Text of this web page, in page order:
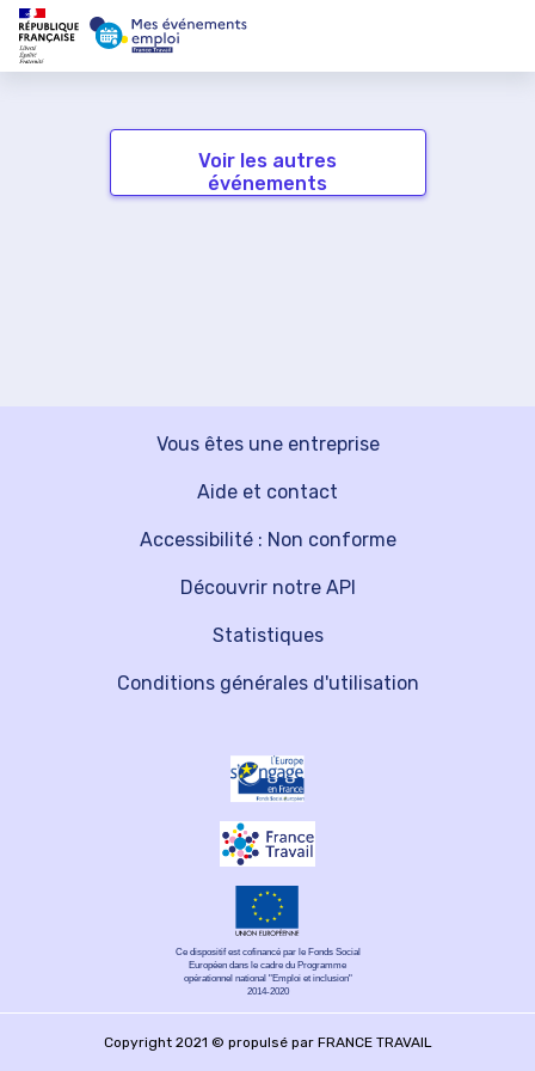
Voir les autres
événements
Vous êtes une entreprise
Découvrir notre API
Aide et contact
Statistiques
Accessibilité : Non conforme
Conditions générales d'utilisation
Ce dispositif est cofinancé par le Fonds Social
Européen dans le cadre du Programme
opérationnel national "Emploi et inclusion"
2014-2020
Copyright 2021 © propulsé par FRANCE TRAVAIL